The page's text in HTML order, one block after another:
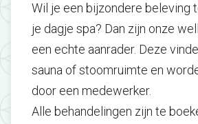
Wil je een bijzondere beleving
je dagje spa? Dan zijn onze
een echte aanrader. Deze
sauna of stoomruimte en
door een medewerker.
Alle behandelingen zijn te